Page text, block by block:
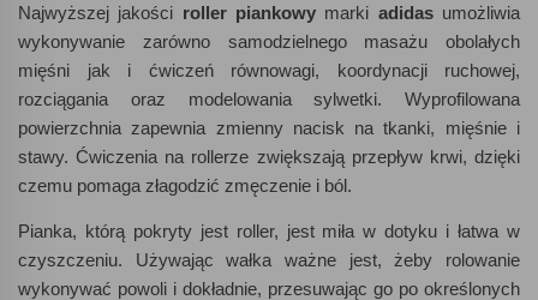
Najwyższej jakości roller piankowy marki adidasumożliwia
wykonywanie zarówno samodzielnego masażu obolałych
mięśni jak i ćwiczeń równowagi, koordynacji ruchowej,
rozciągania oraz modelowania sylwetki. Wyprofilowana
powierzchnia zapewnia zmienny nacisk na tkanki, mięśnie i
stawy. Ćwiczenia na rollerze zwiększają przepływ krwi, dzięki
czemu pomaga złagodzić zmęczenie i ból.
Pianka, którą pokryty jest roller, jest miła w dotyku i łatwa w
czyszczeniu. Używając wałka ważne jest, żeby rolowanie
wykonywać powoli i dokładnie, przesuwając go po określonych